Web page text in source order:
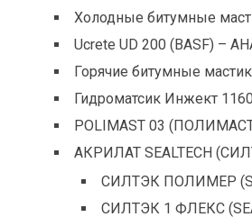
Холодные битумные
Ucrete UD 200 (BASF) –
Горячие битумные
Гидроматсик Инжект 1160
POLIMAST 03
АКРИЛАТ SEALTECH
СИЛТЭК ПОЛИМЕР
СИЛТЭК 1 ФЛЕКС